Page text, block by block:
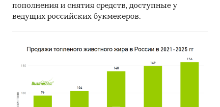
пополнения и снятия средств, доступные у
ведущих российских букмекеров.